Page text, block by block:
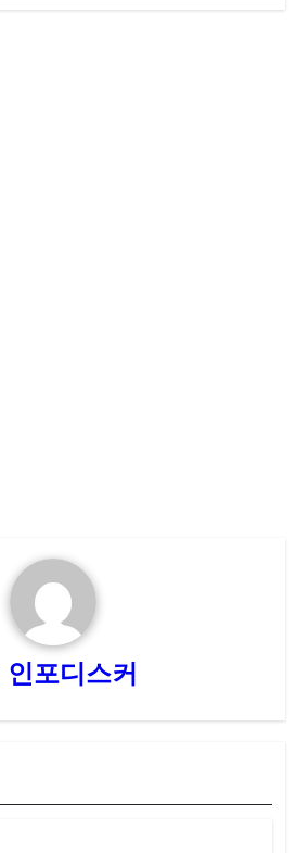
인포디스커